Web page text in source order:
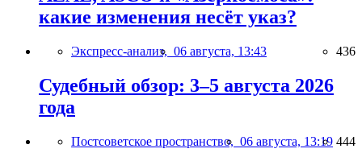
какие изменения несёт указ?
Экспресс-анализ, 06 августа, 13:43 436
Судебный обзор: 3–5 августа 2026
года
Постсоветское пространство, 06 августа, 13:19 444